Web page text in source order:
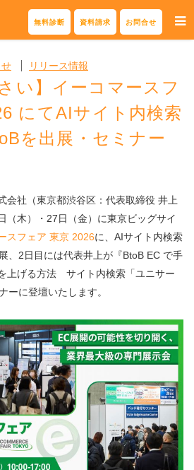
Skip
to
無料診断 資料請求 お問合せ
リリース情報
い】イーコマースフ
にてAIサイト内検索
を出展・セミナー
会社（東京都渋谷区：代表取締役 井上
（木）・27日（金）に東京ビッグサイ
スフェア 東京 2026に、AIサイト内検索
、2日目には代表井上が『BtoB EC で手
上げる方法 サイト内検索「ユニサー
ーに登壇いたします。